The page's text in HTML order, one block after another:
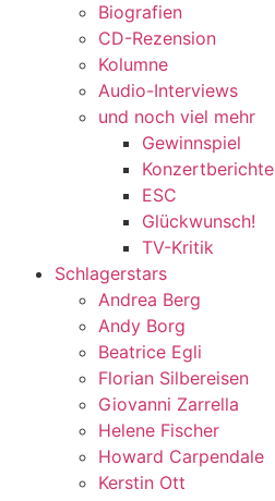
Biografien
CD-Rezension
Kolumne
Audio-Interviews
und noch viel mehr
Gewinnspiel
Konzertberichte
ESC
Glückwunsch!
TV-Kritik
Schlagerstars
Andrea Berg
Andy Borg
Beatrice Egli
Florian Silbereisen
Giovanni Zarrella
Helene Fischer
Howard Carpendale
Kerstin Ott